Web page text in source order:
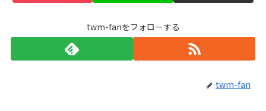
twm-fanをフォローする
twm-fan